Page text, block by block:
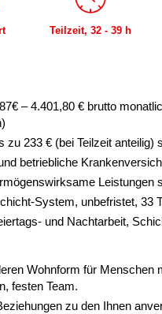
Teilzeit, 32 - 39 h
– 4.401,80 € brutto
zu 233 € (bei Teilzeit
betriebliche
Leistungen
System, unbefristet, 33
und Nachtarbeit,
Wohnform für
festen Team.
zu den Ihnen